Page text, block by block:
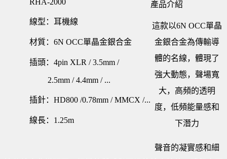
RHA-2000
線型：耳機線
材質：6N OCC單晶金銀合金
插頭：4pin XLR / 3.5mm /
2.5mm / 4.4mm / ...
插針：HD800 /0.78mm / MMCX /...
線長：1.25m
產品介紹
這款以6N OCC單晶
金銀合金為傳輸導
體的名線，體現了
強大動態，聲場寬
大，高頻的透明
度，低頻能量感和
下潛力
聲音的凝實感和細